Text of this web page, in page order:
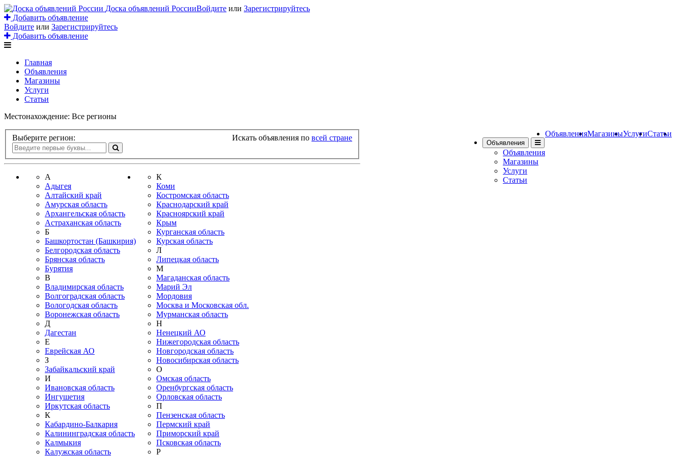
Доска объявлений РоссииВойдите или Зарегистрируйтесь
Добавить объявление
Войдите или Зарегистрируйтесь
Добавить объявление
Главная
Объявления
Магазины
Услуги
Статьи
Местонахождение: Все регионы
Статьи
Услуги
Магазины
Объявления
Объявления
Объявления
Магазины
Услуги
Статьи
Выберите регион: Искать объявления по всей стране
А
Адыгея
Алтайский край
Амурская область
Архангельская область
Астраханская область
Б
Башкортостан (Башкирия)
Белгородская область
Брянская область
Бурятия
В
Владимирская область
Волгоградская область
Вологодская область
Воронежская область
Д
Дагестан
Е
Еврейская АО
З
Забайкальский край
И
Ивановская область
Ингушетия
Иркутская область
К
Кабардино-Балкария
Калининградская область
Калмыкия
Калужская область
К
Коми
Костромская область
Краснодарский край
Красноярский край
Крым
Курганская область
Курская область
Л
Липецкая область
М
Магаданская область
Марий Эл
Мордовия
Москва и Московская обл.
Мурманская область
Н
Ненецкий АО
Нижегородская область
Новгородская область
Новосибирская область
О
Омская область
Оренбургская область
Орловская область
П
Пензенская область
Пермский край
Приморский край
Псковская область
Р